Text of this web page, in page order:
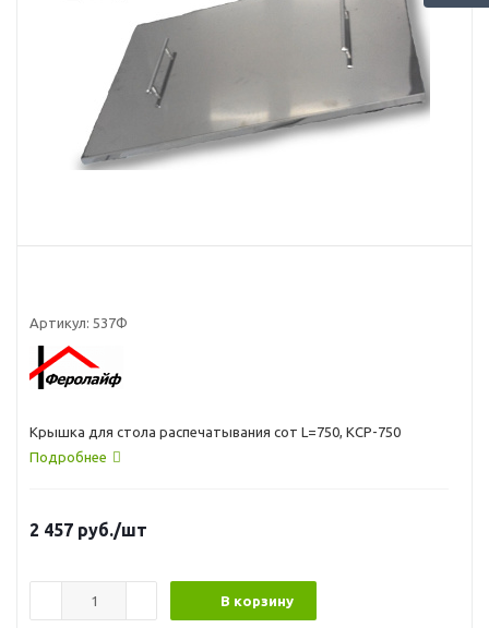
Артикул: 537Ф
Крышка для стола распечатывания сот L=750, КСР-750
Подробнее
2 457 руб./шт
В корзину